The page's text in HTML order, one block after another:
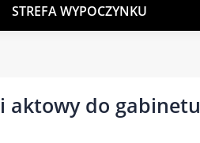
STREFA WYPOCZYNKU
aktowy do gabinetu